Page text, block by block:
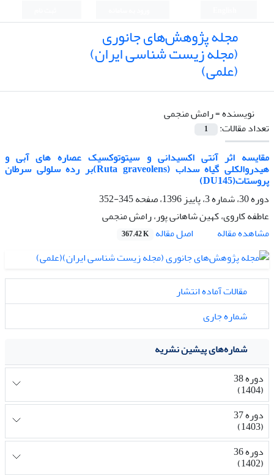
مجله پژوهش‌های جانوری
(مجله زیست شناسی ایران)
(علمی)
نویسنده =رامش منجمی
تعداد مقالات:
1
مقایسه اثر آنتی اکسیدانی و سیتوتوکسیک عصاره های آبی و
هیدروالکلی گیاه سداب (Ruta graveolens)بر رده سلولی سرطان
پروستات(DU145)
دوره 30، شماره 3، پاییز 1396، صفحه
345-352
عاطفه کاروی، کهین شاهانی پور، رامش منجمی
مشاهده مقاله
اصل مقاله 367.42 K
مقالات آماده انتشار
شماره جاری
شماره‌های پیشین نشریه
دوره 38
(1404)
دوره 37
(1403)
دوره 36
(1402)